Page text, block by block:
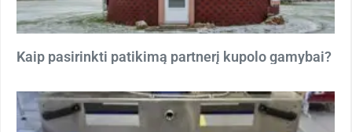
Kaip pasirinkti patikimą partnerį kupolo gamybai?